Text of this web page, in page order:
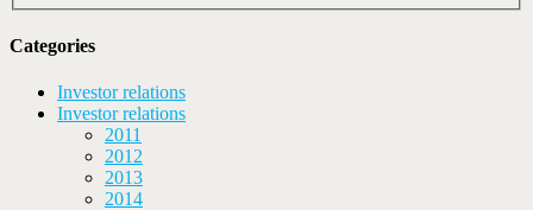
Categories
Investor relations
Investor relations
2011
2012
2013
2014